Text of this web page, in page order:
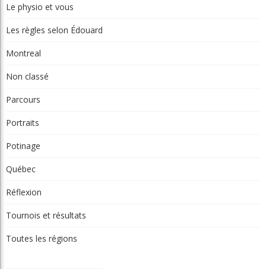
Le physio et vous
Les règles selon Édouard
Montreal
Non classé
Parcours
Portraits
Potinage
Québec
Réflexion
Tournois et résultats
Toutes les régions